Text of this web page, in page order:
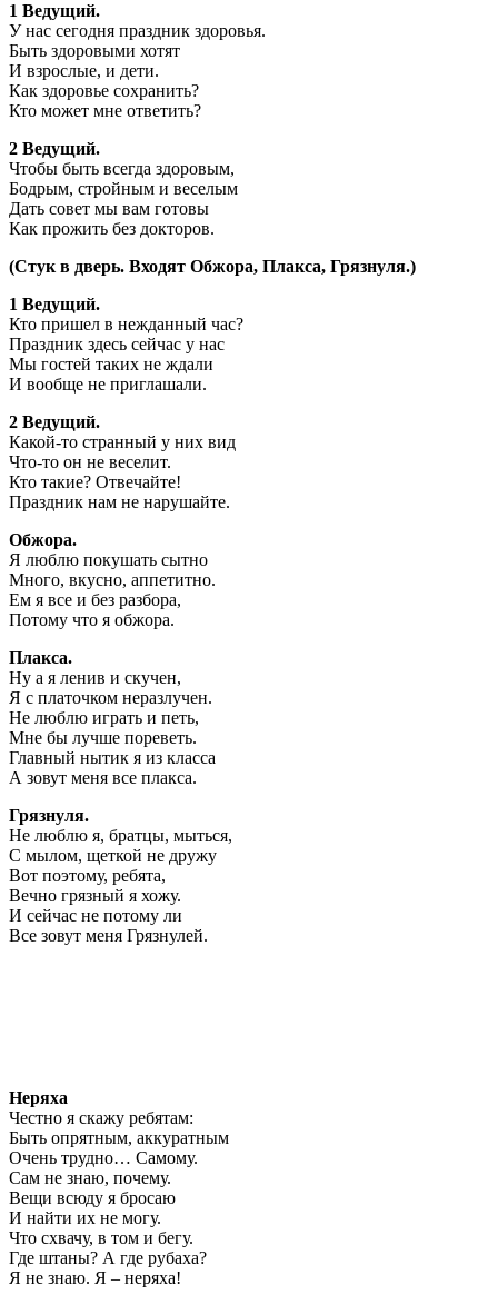
1 Ведущий.
У нас сегодня праздник здоровья.
Быть здоровыми хотят
И взрослые, и дети.
Как здоровье сохранить?
Кто может мне ответить?
2 Ведущий.
Чтобы быть всегда здоровым,
Бодрым, стройным и веселым
Дать совет мы вам готовы
Как прожить без докторов.
(Стук в дверь. Входят Обжора, Плакса, Грязнуля.)
1 Ведущий.
Кто пришел в нежданный час?
Праздник здесь сейчас у нас
Мы гостей таких не ждали
И вообще не приглашали.
2 Ведущий.
Какой-то странный у них вид
Что-то он не веселит.
Кто такие? Отвечайте!
Праздник нам не нарушайте.
Обжора.
Я люблю покушать сытно
Много, вкусно, аппетитно.
Ем я все и без разбора,
Потому что я обжора.
Плакса.
Ну а я ленив и скучен,
Я с платочком неразлучен.
Не люблю играть и петь,
Мне бы лучше пореветь.
Главный нытик я из класса
А зовут меня все плакса.
Грязнуля.
Не люблю я, братцы, мыться,
С мылом, щеткой не дружу
Вот поэтому, ребята,
Вечно грязный я хожу.
И сейчас не потому ли
Все зовут меня Грязнулей.
Неряха
Честно я скажу ребятам:
Быть опрятным, аккуратным
Очень трудно… Самому.
Сам не знаю, почему.
Вещи всюду я бросаю
И найти их не могу.
Что схвачу, в том и бегу.
Где штаны? А где рубаха?
Я не знаю. Я – неряха!